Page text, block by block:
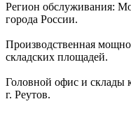
Регион обслуживания:
города России.
Производственная
складских площадей.
Головной офис и склады
г. Реутов.